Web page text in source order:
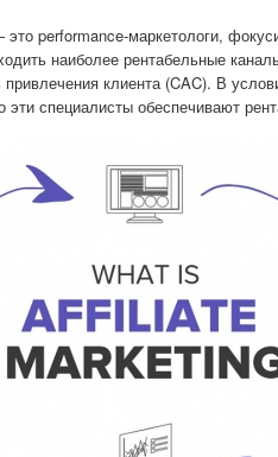
performance-маркетологи,
наиболее рентабельные
клиента (CAC). В
специалисты обеспечивают